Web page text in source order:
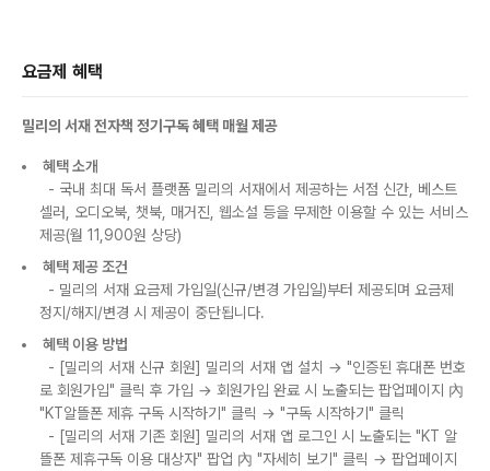
요금제 혜택
밀리의 서재 전자책 정기구독 혜택 매월 제공
혜택 소개
- 국내 최대 독서 플랫폼 밀리의 서재에서 제공하는 서점 신간, 베스트
셀러, 오디오북, 챗북, 매거진, 웹소설 등을 무제한 이용할 수 있는 서비스
제공(월 11,900원 상당)
혜택 제공 조건
- 밀리의 서재 요금제 가입일(신규/변경 가입일)부터 제공되며 요금제
정지/해지/변경 시 제공이 중단됩니다.
혜택 이용 방법
- [밀리의 서재 신규 회원] 밀리의 서재 앱 설치 → "인증된 휴대폰 번호
로 회원가입" 클릭 후 가입 → 회원가입 완료 시 노출되는 팝업페이지 內
"KT알뜰폰 제휴 구독 시작하기" 클릭 → "구독 시작하기" 클릭
- [밀리의 서재 기존 회원] 밀리의 서재 앱 로그인 시 노출되는 "KT 알
뜰폰 제휴구독 이용 대상자" 팝업 內 "자세히 보기" 클릭 → 팝업페이지